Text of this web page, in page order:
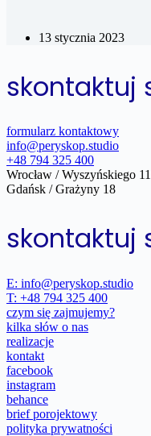
13 stycznia 2023
skontaktuj
formularz kontaktowy
info@peryskop.studio
+48 794 325 400
Wrocław / Wyszyńskiego
Gdańsk / Grażyny 18
skontaktuj
E: info@peryskop.studio
T: +48 794 325 400
czym się zajmujemy?
kilka słów o nas
realizacje
kontakt
facebook
instagram
behance
brief porojektowy
polityka prywatności